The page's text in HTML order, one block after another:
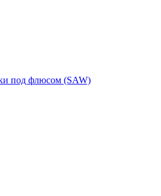
под флюсом (SAW)